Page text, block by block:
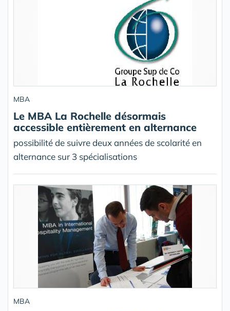
MBA
Le MBA La Rochelle désormais
accessible entièrement en alternance
possibilité de suivre deux années de scolarité en
alternance sur 3 spécialisations
MBA